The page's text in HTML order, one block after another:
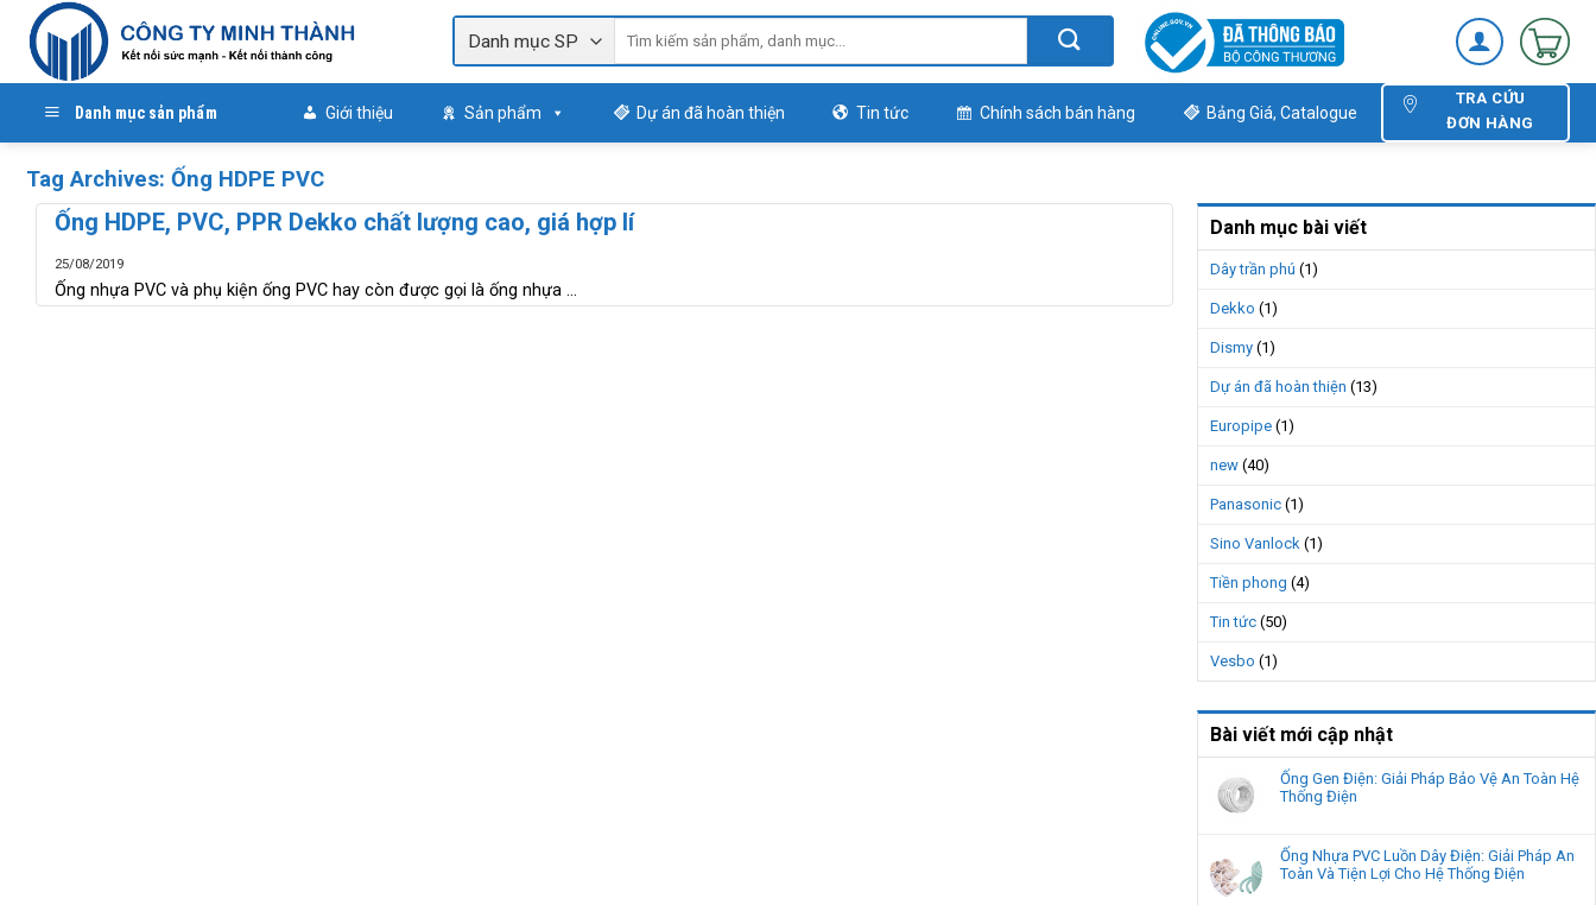
content
Danh mục sản phẩm Giới thiệu Sản phẩm Dự án đã hoàn thiện Tin tức Chính sách bán hàng Bảng Giá, Catalogue
TRA CỨU
ĐƠN HÀNG
Tag Archives: Ống HDPE PVC
Ống HDPE, PVC, PPR Dekko chất lượng cao, giá hợp lí
25/08/2019
Ống nhựa PVC và phụ kiện ống PVC hay còn được gọi là ống nhựa ...
Danh mục bài viết
Dây trần phú (1)
Dekko (1)
Dismy (1)
Dự án đã hoàn thiện (13)
Europipe (1)
new (40)
Panasonic (1)
Sino Vanlock (1)
Tiền phong (4)
Tin tức (50)
Vesbo (1)
Bài viết mới cập nhật
Ống Gen Điện: Giải Pháp Bảo Vệ An Toàn Hệ
Thống Điện
Ống Nhựa PVC Luồn Dây Điện: Giải Pháp An
Toàn Và Tiện Lợi Cho Hệ Thống Điện